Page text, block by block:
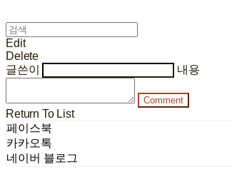
Edit
Delete
글쓴이
내용
Comment
Return To List
페이스북
카카오톡
네이버 블로그